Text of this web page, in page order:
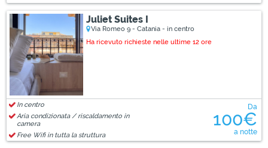
Juliet Suites I
Via Romeo 9 - Catania - in centro
Ha ricevuto richieste nelle ultime 12 ore
Da
100€
a notte
In centro
Aria condizionata / riscaldamento in
camera
Free Wifi in tutta la struttura